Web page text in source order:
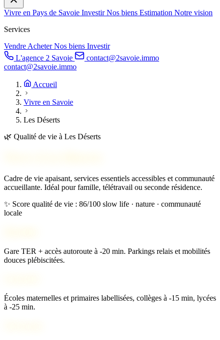
Vivre en Pays de Savoie InvestirNos biens Estimation Notre vision
Services
VendreAcheterNos biens Investir
L'agence 2 Savoie
contact@2savoie.immo
contact@2savoie.immo
Accueil
Vivre en Savoie
Les Déserts
🌿 Qualité de vie à Les Déserts
Cadre de vie apaisant, services essentiels accessibles et communauté
accueillante. Idéal pour famille, télétravail ou seconde résidence.
✨ Score qualité de vie : 86/100 slow life · nature · communauté
locale
Gare TER + accès autoroute à -20 min. Parkings relais et mobilités
douces plébiscitées.
Écoles maternelles et primaires labellisées, collèges à -15 min, lycées
à -25 min.